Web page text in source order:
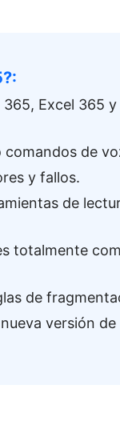
:
Excel 365 y
comandos de
y fallos.
de
totalmente
de
versión de